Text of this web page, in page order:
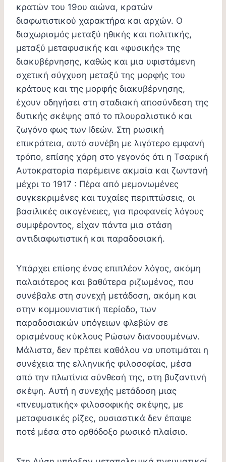
κρατών του 19ου αιώνα, κρατών
διαφωτιστικού χαρακτήρα και αρχών. Ο
διαχωρισμός μεταξύ ηθικής και πολιτικής,
μεταξύ μεταφυσικής και «φυσικής» της
διακυβέρνησης, καθώς και μια υφιστάμενη
σχετική σύγχυση μεταξύ της μορφής του
κράτους και της μορφής διακυβέρνησης,
έχουν οδηγήσει στη σταδιακή αποσύνδεση της
δυτικής σκέψης από το πλουραλιστικό και
ζωγόνο φως των Ιδεών. Στη ρωσική
επικράτεια, αυτό συνέβη με λιγότερο εμφανή
τρόπο, επίσης χάρη στο γεγονός ότι η Τσαρική
Αυτοκρατορία παρέμεινε ακμαία και ζωντανή
μέχρι το 1917 : Πέρα από μεμονωμένες
συγκεκριμένες και τυχαίες περιπτώσεις, οι
βασιλικές οικογένειες, για προφανείς λόγους
συμφέροντος, είχαν πάντα μια στάση
αντιδιαφωτιστική και παραδοσιακή.
Υπάρχει επίσης ένας επιπλέον λόγος, ακόμη
παλαιότερος και βαθύτερα ριζωμένος, που
συνέβαλε στη συνεχή μετάδοση, ακόμη και
στην κομμουνιστική περίοδο, των
παραδοσιακών υπόγειων φλεβών σε
ορισμένους κύκλους Ρώσων διανοουμένων.
Μάλιστα, δεν πρέπει καθόλου να υποτιμάται η
συνέχεια της ελληνικής φιλοσοφίας, μέσα
από την πλωτίνια σύνθεσή της, στη βυζαντινή
σκέψη. Αυτή η συνεχής μετάδοση μιας
«πνευματικής» φιλοσοφικής σκέψης, με
μεταφυσικές ρίζες, ουσιαστικά δεν έπαψε
ποτέ μέσα στο ορθόδοξο ρωσικό πλαίσιο.